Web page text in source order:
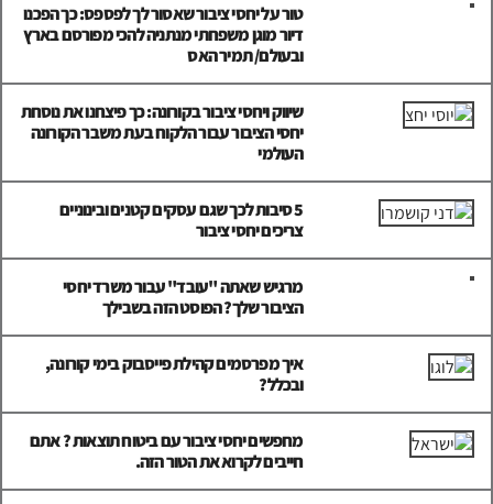
טור על יחסי ציבור שאסור לך לפספס: כך הפכנו
דיור מוגן משפחתי מנתניה להכי מפורסם בארץ
ובעולם/ תמיר האס
שיווק ויחסי ציבור בקורונה: כך פיצחנו את נוסחת
יחסי הציבור עבור הלקוח בעת משבר הקורונה
העולמי
5 סיבות לכך שגם עסקים קטנים ובינוניים
צריכים יחסי ציבור
מרגיש שאתה "עובד" עבור משרד יחסי
הציבור שלך? הפוסט הזה בשבילך
איך מפרסמים קהילת פייסבוק בימי קורונה,
ובכלל?
מחפשים יחסי ציבור עם ביטוח תוצאות ? אתם
חייבים לקרוא את הטור הזה.